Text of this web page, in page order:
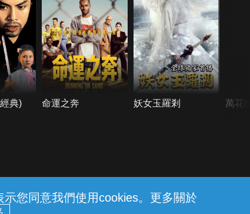
您同意我們使用cookies。更多關於
典) 命運之奔 妖女玉羅剎 萬花